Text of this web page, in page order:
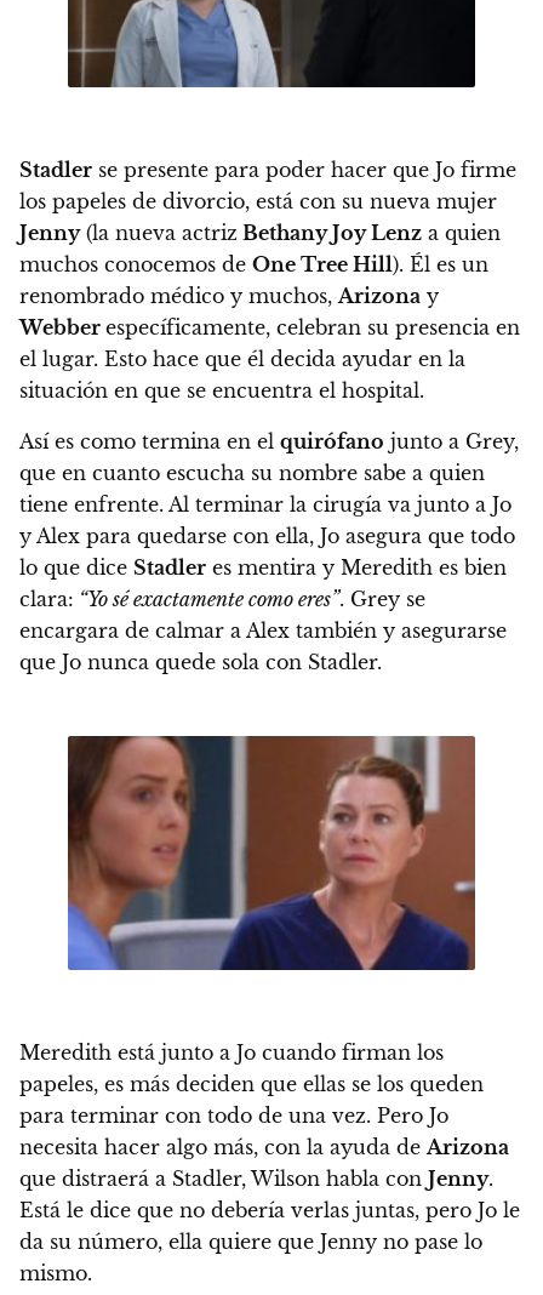
Stadler se presente para poder hacer que Jo firme
los papeles de divorcio, está con su nueva mujer
Jenny(la nueva actriz Bethany Joy Lenz a quien
muchos conocemos de One Tree Hill). Él es un
renombrado médico y muchos,Arizona y
Webber específicamente, celebran su presencia en
el lugar. Esto hace que él decida ayudar en la
situación en que se encuentra el hospital.
Así es como termina en el quirófano junto a Grey,
que en cuanto escucha su nombre sabe a quien
tiene enfrente. Al terminar la cirugía va junto a Jo
y Alex para quedarse con ella, Jo asegura que todo
lo que dice Stadler es mentira y Meredith es bien
clara: “Yo sé exactamente como eres”. Grey se
encargara de calmar a Alex también y asegurarse
que Jo nunca quede sola con Stadler.
Meredith está junto a Jo cuando firman los
papeles, es más deciden que ellas se los queden
para terminar con todo de una vez. Pero Jo
necesita hacer algo más, con la ayuda de Arizona
que distraerá a Stadler, Wilson habla con Jenny.
Está le dice que no debería verlas juntas, pero Jo le
da su número, ella quiere que Jenny no pase lo
mismo.